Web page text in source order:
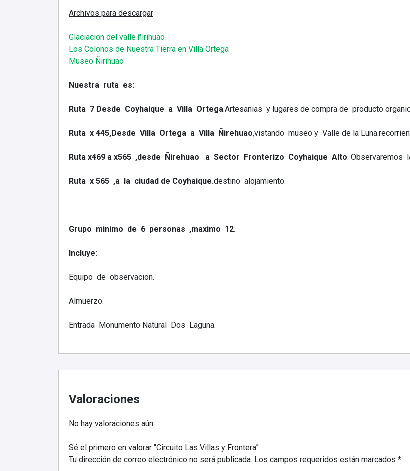
Archivos para descargar
Glaciacion del valle ñirihuao
Los Colonos de Nuestra Tierra en Villa Ortega
Museo Ñirihuao
Nuestra ruta es:
Ruta 7 Desde Coyhaique a Villa Ortega.Artesanias y lugares de compra de producto
Ruta x 445,Desde Villa Ortega a Villa Ñirehuao,vistando museo y Valle de la
Ruta x469 a x565 ,desde Ñirehuao a Sector Fronterizo Coyhaique Alto. Observaremos
Ruta x 565 ,a la ciudad de Coyhaique.destino alojamiento.
Grupo minimo de 6 personas ,maximo 12.
Incluye:
Equipo de observacion.
Almuerzo.
Entrada Monumento Natural Dos Laguna.
Valoraciones
No hay valoraciones aún.
Sé el primero en valorar “Circuito Las Villas y Frontera”
Tu dirección de correo electrónico no será publicada. Los campos requeridos están marcados *